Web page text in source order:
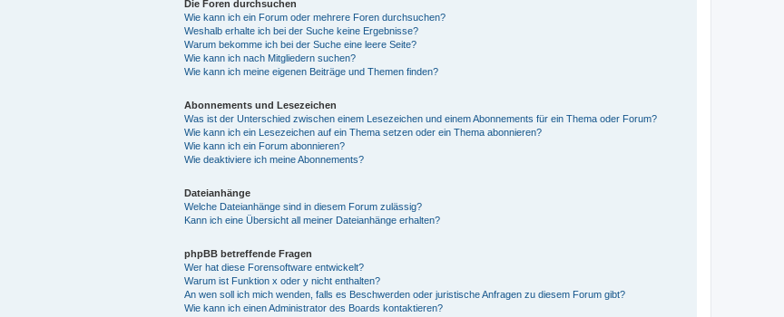
Die Foren durchsuchen
Wie kann ich ein Forum oder mehrere Foren durchsuchen?
Weshalb erhalte ich bei der Suche keine Ergebnisse?
Warum bekomme ich bei der Suche eine leere Seite?
Wie kann ich nach Mitgliedern suchen?
Wie kann ich meine eigenen Beiträge und Themen finden?
Abonnements und Lesezeichen
Was ist der Unterschied zwischen einem Lesezeichen und einem Abonnements für ein Thema oder Forum?
Wie kann ich ein Lesezeichen auf ein Thema setzen oder ein Thema abonnieren?
Wie kann ich ein Forum abonnieren?
Wie deaktiviere ich meine Abonnements?
Dateianhänge
Welche Dateianhänge sind in diesem Forum zulässig?
Kann ich eine Übersicht all meiner Dateianhänge erhalten?
phpBB betreffende Fragen
Wer hat diese Forensoftware entwickelt?
Warum ist Funktion x oder y nicht enthalten?
An wen soll ich mich wenden, falls es Beschwerden oder juristische Anfragen zu diesem Forum gibt?
Wie kann ich einen Administrator des Boards kontaktieren?